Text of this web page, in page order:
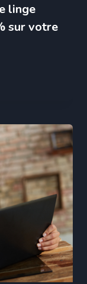
linge
sur votre